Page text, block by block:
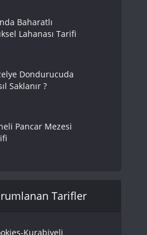
Baharatlı
Lahanası Tarifi
Dondurucuda
Saklanır ?
Pancar Mezesi
Tarifler
Kurabiyeli